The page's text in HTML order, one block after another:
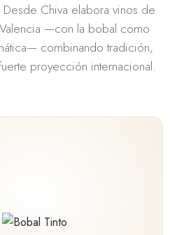
Chiva elabora vinos de
—con la bobal como
combinando tradición,
proyección internacional.